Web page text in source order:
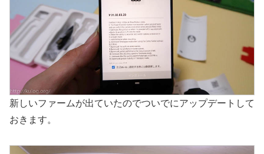
新しいファームが出ていたのでついでにアップデートして
おきます。